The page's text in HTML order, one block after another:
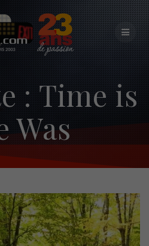
Skip
to
content
:Time is
Was